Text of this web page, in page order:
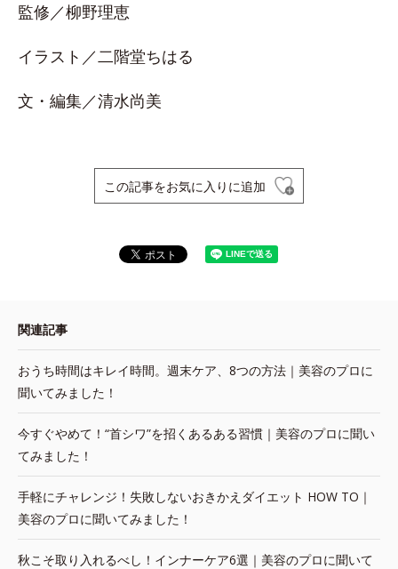
監修／柳野理恵
イラスト／二階堂ちはる
文・編集／清水尚美
この記事をお気に入りに追加
関連記事
おうち時間はキレイ時間。週末ケア、8つの方法｜美容のプロに
聞いてみました！
今すぐやめて！“首シワ”を招くあるある習慣｜美容のプロに聞い
てみました！
手軽にチャレンジ！失敗しないおきかえダイエット HOW TO｜
美容のプロに聞いてみました！
秋こそ取り入れるべし！インナーケア6選｜美容のプロに聞いて